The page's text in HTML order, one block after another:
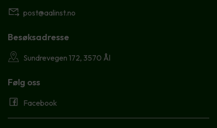
post@aalinst.no
Besøksadresse
Sundrevegen 172, 3570 Ål
Følg oss
Facebook